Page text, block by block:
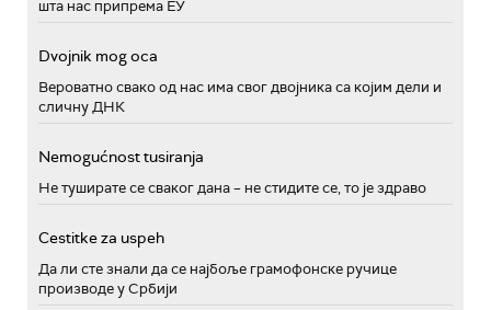
шта нас припрема ЕУ
Dvojnik mog oca
Вероватно свако од нас има свог двојника са којим дели и
сличну ДНК
Nemogućnost tusiranja
Не туширате се сваког дана – не стидите се, то је здраво
Cestitke za uspeh
Да ли сте знали да се најбоље грамофонске ручице
производе у Србији